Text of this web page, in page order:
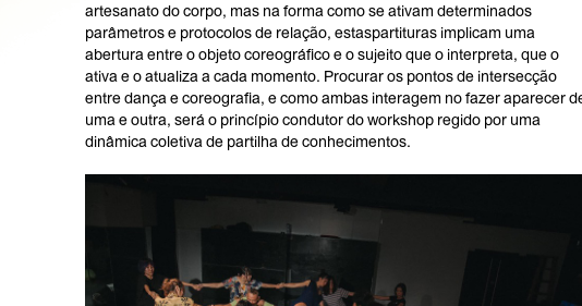
artesanato do corpo, mas na forma como se ativam determinados
parâmetros e protocolos de relação, estaspartituras implicam uma
abertura entre o objeto coreográfico e o sujeito que o interpreta, que o
ativa e o atualiza a cada momento. Procurar os pontos de intersecção
entre dança e coreografia, e como ambas interagem no fazer aparecer
uma e outra, será o princípio condutor do workshop regido por uma
dinâmica coletiva de partilha de conhecimentos.